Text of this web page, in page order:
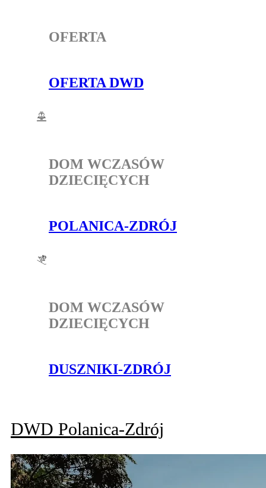
OFERTA
OFERTA DWD
DOM WCZASÓW
DZIECIĘCYCH
POLANICA-ZDRÓJ
DOM WCZASÓW
DZIECIĘCYCH
DUSZNIKI-ZDRÓJ
DWD Polanica-Zdrój